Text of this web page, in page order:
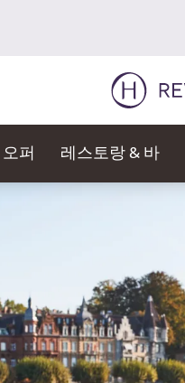
오퍼 레스토랑 & 바